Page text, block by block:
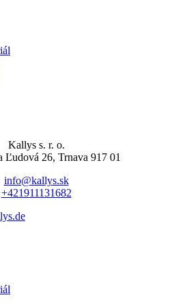
Kallys s. r. o.
Ľudová 26, Trnava 917 01
info@kallys.sk
+421911131682